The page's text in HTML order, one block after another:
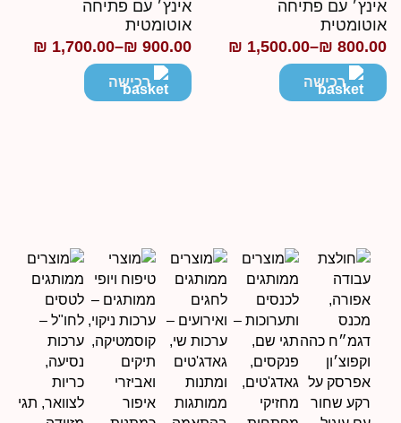
עם פתיחה
₪
–
₪1,500.00
רכישה
אינץ׳ עם פתיחה
אוטומטית
₪900.00
–
₪1,700.00
טווח
מחירים:רכישה